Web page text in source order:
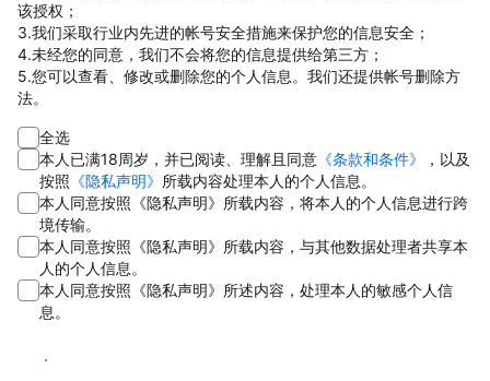
该授权；
3.我们采取行业内先进的帐号安全措施来保护您的信息安全；
4.未经您的同意，我们不会将您的信息提供给第三方；
5.您可以查看、修改或删除您的个人信息。我们还提供帐号删除方
法。
全选
本人已满18周岁，并已阅读、理解且同意 《条款和条件》
，以及
按照 《隐私声明》 所载内容处理本人的个人信息。
本人同意按照《隐私声明》所载内容，将本人的个人信息进行跨
境传输。
本人同意按照《隐私声明》所载内容，与其他数据处理者共享本
人的个人信息。
本人同意按照《隐私声明》所述内容，处理本人的敏感个人信
息。
同意